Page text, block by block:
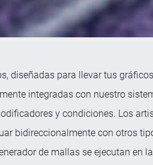
diseñadas para llevar tus
integradas con nuestro
y condiciones. Los
bidireccionalmente con otros
de mallas se ejecutan en